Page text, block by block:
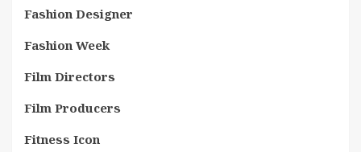
Fashion Designer
Fashion Week
Film Directors
Film Producers
Fitness Icon